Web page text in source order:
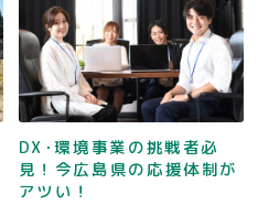
DX･環境事業の挑戦者必
見！今広島県の応援体制が
アツい！